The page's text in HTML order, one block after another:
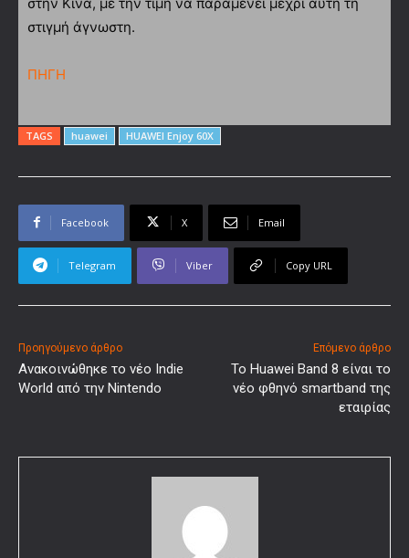
στιγμή άγνωστη.
ΠΗΓΗ
TAGS huawei HUAWEI Enjoy 60X
Facebook X Email
Telegram Viber Copy URL
Προηγούμενο άρθρο
Ανακοινώθηκε το νέο Indie
World από την Nintendo
Επόμενο άρθρο
Το Huawei Band 8 είναι το
νέο φθηνό smartband της
εταιρίας